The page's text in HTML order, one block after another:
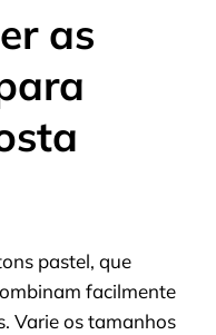
as
pastel, que
facilmente
Varie os tamanhos